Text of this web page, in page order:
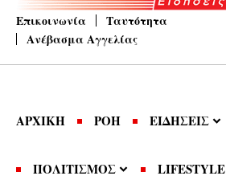
Επικοινωνία
Ταυτότητα
Ανέβασμα Αγγελίας
ΑΡΧΙΚΗ ΡΟΗ ΕΙΔΗΣΕΙΣ
ΠΟΛΙΤΙΣΜΟΣ LIFESTYLE